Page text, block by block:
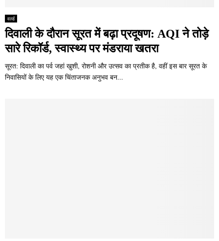
वर्ल्ड
दिवाली के दौरान सूरत में बढ़ा प्रदूषण: AQI ने तोड़े
सारे रिकॉर्ड, स्वास्थ्य पर मंडराया खतरा
सूरत: दिवाली का पर्व जहां खुशी, रोशनी और उत्सव का प्रतीक है, वहीं इस बार सूरत के
निवासियों के लिए यह एक चिंताजनक अनुभव बन...